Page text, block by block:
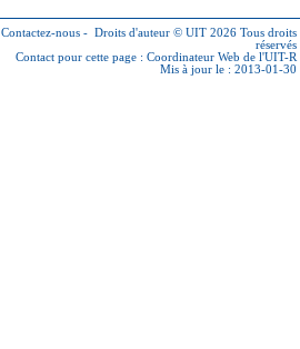
Contactez-nous - Droits d'auteur © UIT 2026 Tous droits
réservés
Contact pour cette page : Coordinateur Web de l'UIT-R
Mis à jour le : 2013-01-30